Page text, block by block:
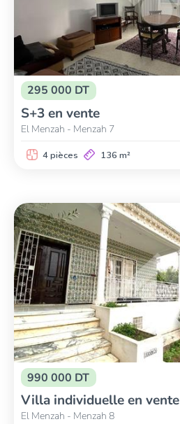
295 000 DT
S+3 en vente
El Menzah - Menzah 7
4 pièces 136 m²
990 000 DT
Villa individuelle en vente
El Menzah - Menzah 8